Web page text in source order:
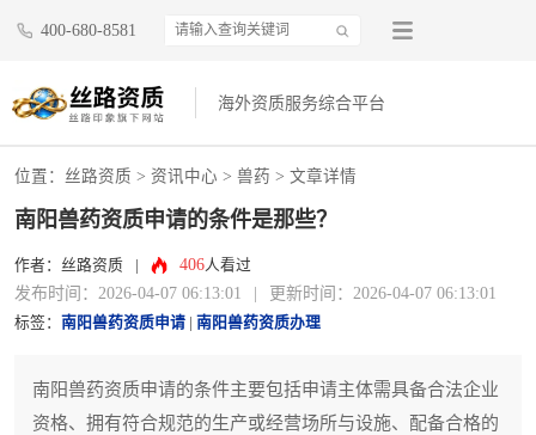
400-680-8581
海外资质服务综合平台
位置： 丝路资质 > 资讯中心 > 兽药 > 文章详情
南阳兽药资质申请的条件是那些？
作者：丝路资质 406人看过
发布时间：2026-04-07 06:13:01 更新时间：2026-04-07 06:13:01
标签： 南阳兽药资质申请 南阳兽药资质办理
南阳兽药资质申请的条件主要包括申请主体需具备合法企业
资格、拥有符合规范的生产或经营场所与设施、配备合格的